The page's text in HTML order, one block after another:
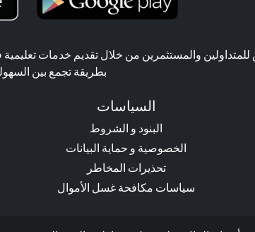
والمستثمرين من خلال تقديم خدمات تعليمية
بطريقة تجمع بين
السياسات
البنود و الشروط
الخصوصية و حماية البيانات
تحذيرات المخاطر
سياسات مكافحة غسل الأموال